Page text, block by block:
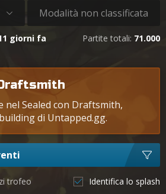
Modalità non classificata
giorni fa Partite totali: 71.000
Sealed con Draftsmith,
di Untapped.gg.
trofeo Identifica lo splash